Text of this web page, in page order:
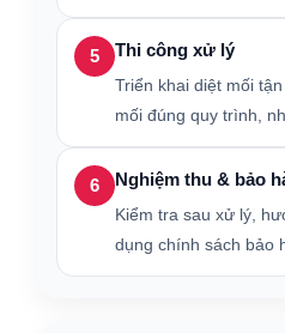
5 Thi công xử lý
Triển khai diệt mối
mối đúng quy trình,
6 Nghiệm thu & bảo
Kiểm tra sau xử lý,
dụng chính sách bảo